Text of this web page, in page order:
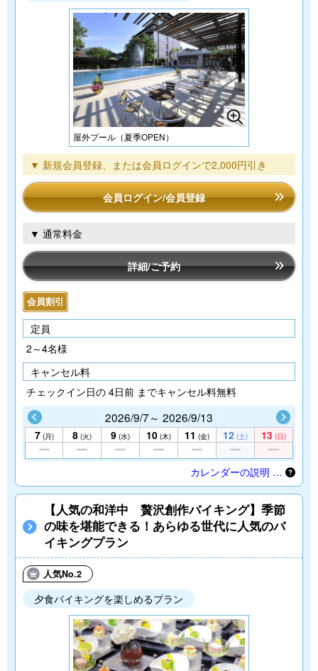
屋外プール（夏季OPEN）
▼ 新規会員登録、または会員ログインで2,000円引き
会員ログイン/会員登録
▼ 通常料金
詳細/ご予約
会員割引
定員
2～4名様
キャンセル料
チェックイン日の 4日前 までキャンセル料無料
2026/9/7～ 2026/9/13
7 (月) 8 (火) 9 (水) 10 (木) 11 (金) 12 (土) 13 (日)
カレンダーの説明 …
【人気の和洋中 贅沢創作バイキング】季節
の味を堪能できる！あらゆる世代に人気のバ
イキングプラン
人気No.2
夕食バイキングを楽しめるプラン